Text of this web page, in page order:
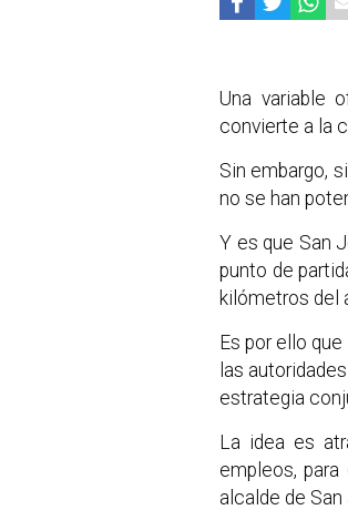
Una variable
convierte a la
Sin embargo,
no se han
Y es que San
punto de
kilómetros del
Es por ello
las
estrategia
La idea es
empleos, para
alcalde de San